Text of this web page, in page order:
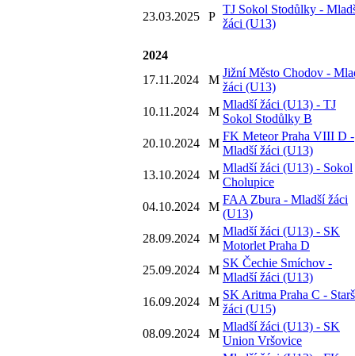
23.03.2025
P
TJ Sokol Stodůlky -
žáci (U13)
2024
17.11.2024
M
Jižní Město Chodov -
žáci (U13)
10.11.2024
M
Mladší žáci (U13) - TJ
Sokol Stodůlky B
20.10.2024
M
FK Meteor Praha VIII D -
Mladší žáci (U13)
13.10.2024
M
Mladší žáci (U13) - Sokol
Cholupice
04.10.2024
M
FAA Zbura - Mladší žáci
(U13)
28.09.2024
M
Mladší žáci (U13) - SK
Motorlet Praha D
25.09.2024
M
SK Čechie Smíchov -
Mladší žáci (U13)
16.09.2024
M
SK Aritma Praha C -
žáci (U15)
08.09.2024
M
Mladší žáci (U13) - SK
Union Vršovice